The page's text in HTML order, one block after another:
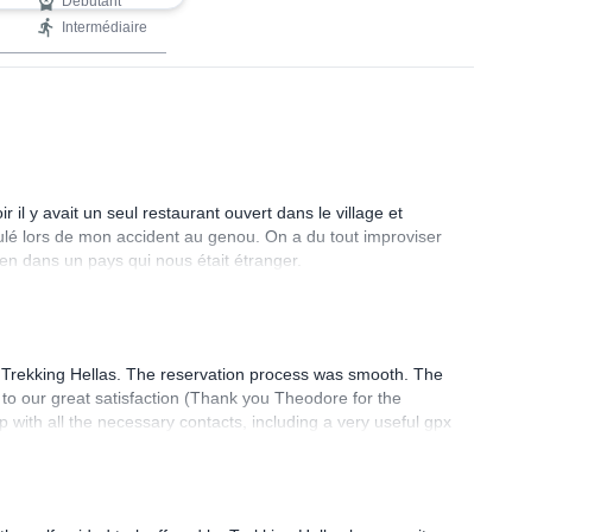
et Amorgos, trois
monde entier pour
et leur
Intermédiaire
il y avait un seul restaurant ouvert dans le village et
lors de mon accident au genou. On a du tout improviser
dans un pays qui nous était étranger.
Hellas. The reservation process was smooth. The
our great satisfaction (Thank you Theodore for the
all the necessary contacts, including a very useful gpx
trail, and advised us about the trail. The company was
The hotels were lovely, and the staff were always
trail specifications in advance and choose to walk only